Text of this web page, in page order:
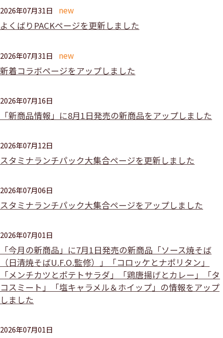
2026年07月31日
よくばりPACKページを更新しました
2026年07月31日
新着コラボページをアップしました
2026年07月16日
「新商品情報」に8月1日発売の新商品をアップしました
2026年07月12日
スタミナランチパック大集合ページを更新しました
2026年07月06日
スタミナランチパック大集合ページをアップしました
2026年07月01日
「今月の新商品」に7月1日発売の新商品「ソース焼そば
（日清焼そばU.F.O.監修）」「コロッケとナポリタン」
「メンチカツとポテトサラダ」「鶏唐揚げとカレー」「タ
コスミート」「塩キャラメル＆ホイップ」の情報をアップ
しました
2026年07月01日